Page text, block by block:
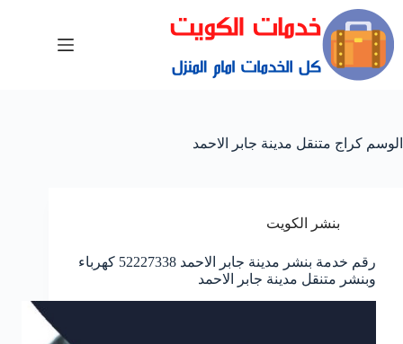
الوسم كراج متنقل مدينة جابر الاحمد
بنشر الكويت
رقم خدمة بنشر مدينة جابر الاحمد 52227338 كهرباء
وبنشر متنقل مدينة جابر الاحمد